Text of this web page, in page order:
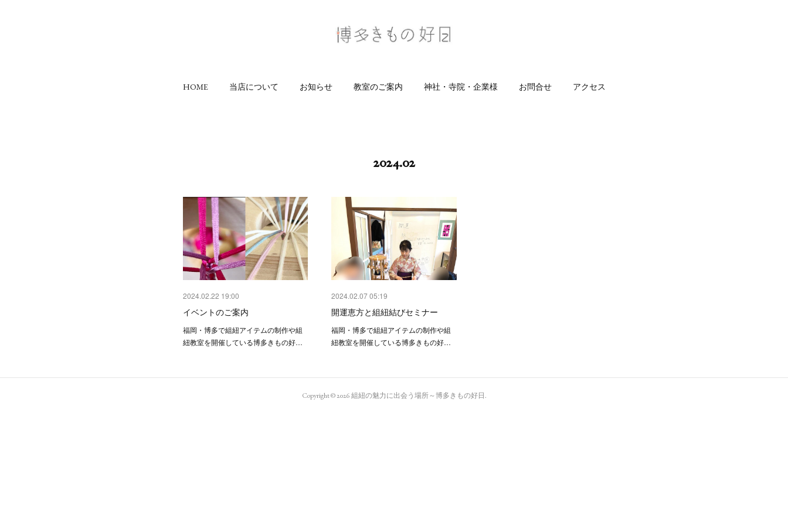
HOME 当店について お知らせ 教室のご案内 神社・寺院・企業様 お問合せ アクセス
2024.02
2024.02.22 19:00
イベントのご案内
福岡・博多で組紐アイテムの制作や組
紐教室を開催している博多きもの好…
2024.02.07 05:19
開運恵方と組紐結びセミナー
福岡・博多で組紐アイテムの制作や組
紐教室を開催している博多きもの好…
Copyright ©2026組紐の魅力に出会う場所～博多きもの好日.